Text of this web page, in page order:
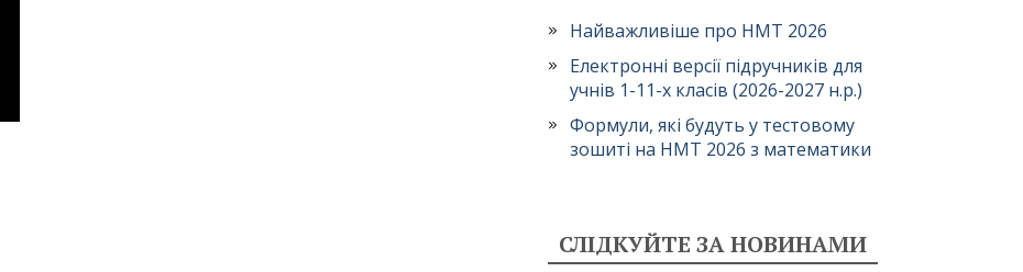
Найважливіше про НМТ 2026
Електронні версії підручників для
учнів 1-11-х класів (2026-2027 н.р.)
Формули, які будуть у тестовому
зошиті на НМТ 2026 з математики
СЛІДКУЙТЕ ЗА НОВИНАМИ